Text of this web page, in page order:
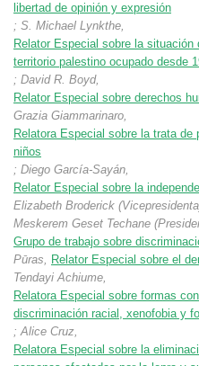
libertad de opinión y expresión
; S. Michael Lynkthe,
Relator Especial sobre la situación
territorio palestino ocupado desde
; David R. Boyd,
Relator Especial sobre derechos
Grazia Giammarinaro,
Relatora Especial sobre la trata
niños
; Diego García-Sayán,
Relator Especial sobre la
Elizabeth Broderick
Meskerem Geset Techane
Grupo de trabajo sobre
Pūras, Relator Especial sobre el
Tendayi Achiume,
Relatora Especial sobre formas
discriminación racial, xenofobia y
; Alice Cruz,
Relatora Especial sobre la